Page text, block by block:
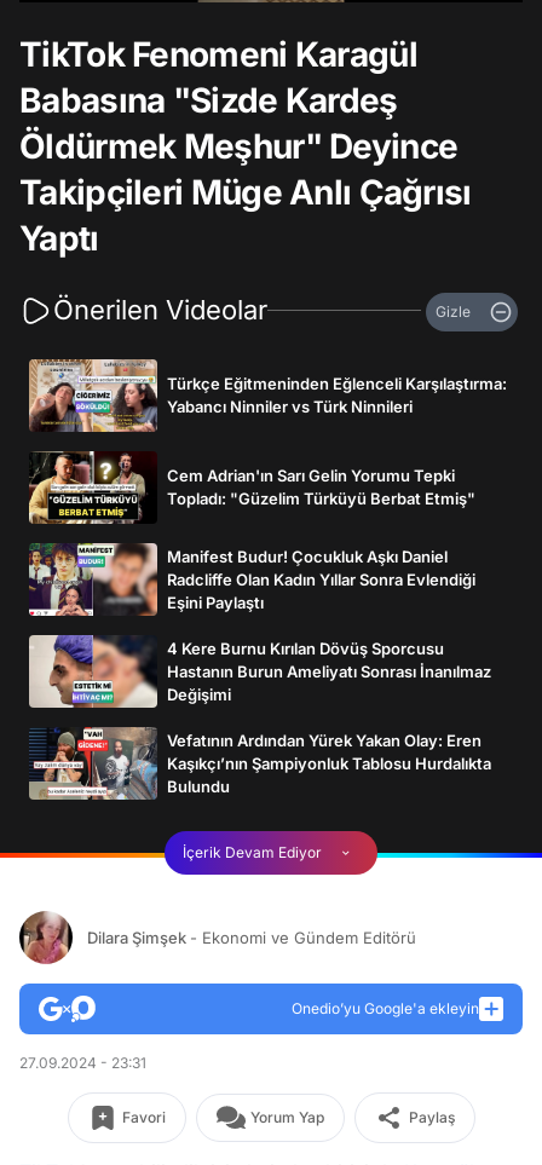
TikTok Fenomeni Karagül
Babasına "Sizde Kardeş
Öldürmek Meşhur" Deyince
Takipçileri Müge Anlı Çağrısı
Yaptı
Önerilen Videolar Gizle
Türkçe Eğitmeninden Eğlenceli Karşılaştırma:
Yabancı Ninniler vs Türk Ninnileri
Cem Adrian'ın Sarı Gelin Yorumu Tepki
Topladı: "Güzelim Türküyü Berbat Etmiş"
Manifest Budur! Çocukluk Aşkı Daniel
Radcliffe Olan Kadın Yıllar Sonra Evlendiği
Eşini Paylaştı
4 Kere Burnu Kırılan Dövüş Sporcusu
Hastanın Burun Ameliyatı Sonrası İnanılmaz
Değişimi
Vefatının Ardından Yürek Yakan Olay: Eren
Kaşıkçı’nın Şampiyonluk Tablosu Hurdalıkta
Bulundu
İçerik Devam Ediyor
Dilara Şimşek - Ekonomi ve Gündem Editörü
Onedio’yu Google'a ekleyin
27.09.2024 - 23:31
Favori Yorum Yap Paylaş